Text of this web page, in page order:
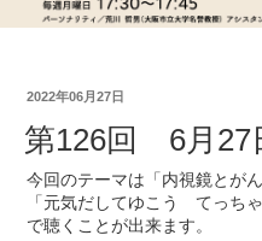
2022年06月27日
第126回 6月27
今回のテーマは「内視鏡とがん
「元気だしてゆこう てっち
で聴くことが出来ます。